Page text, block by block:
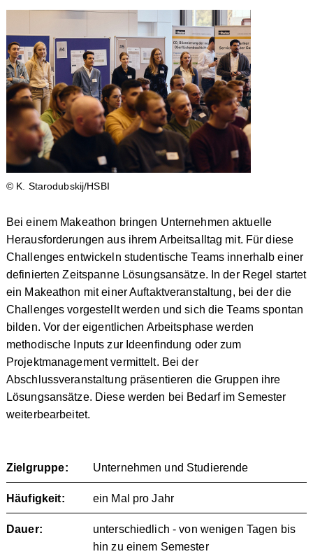
© K. Starodubskij/HSBI
Bei einem Makeathon bringen Unternehmen aktuelle
Herausforderungen aus ihrem Arbeitsalltag mit. Für diese
Challenges entwickeln studentische Teams innerhalb einer
definierten Zeitspanne Lösungsansätze. In der Regel startet
ein Makeathon mit einer Auftaktveranstaltung, bei der die
Challenges vorgestellt werden und sich die Teams spontan
bilden. Vor der eigentlichen Arbeitsphase werden
methodische Inputs zur Ideenfindung oder zum
Projektmanagement vermittelt. Bei der
Abschlussveranstaltung präsentieren die Gruppen ihre
Lösungsansätze. Diese werden bei Bedarf im Semester
weiterbearbeitet.
Zielgruppe: Unternehmen und Studierende
Häufigkeit: ein Mal pro Jahr
Dauer:
unterschiedlich - von wenigen Tagen bis
hin zu einem Semester